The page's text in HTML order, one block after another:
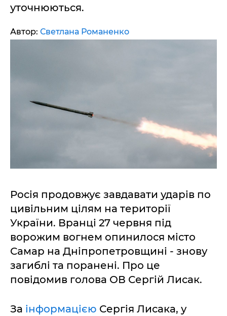
уточнюються.
Автор: Светлана Романенко
Росія продовжує завдавати ударів по
цивільним цілям на території
України. Вранці 27 червня під
ворожим вогнем опинилося місто
Самар на Дніпропетровщині - знову
загиблі та поранені. Про це
повідомив голова ОВ Сергій Лисак.
За інформацією Сергія Лисака, у